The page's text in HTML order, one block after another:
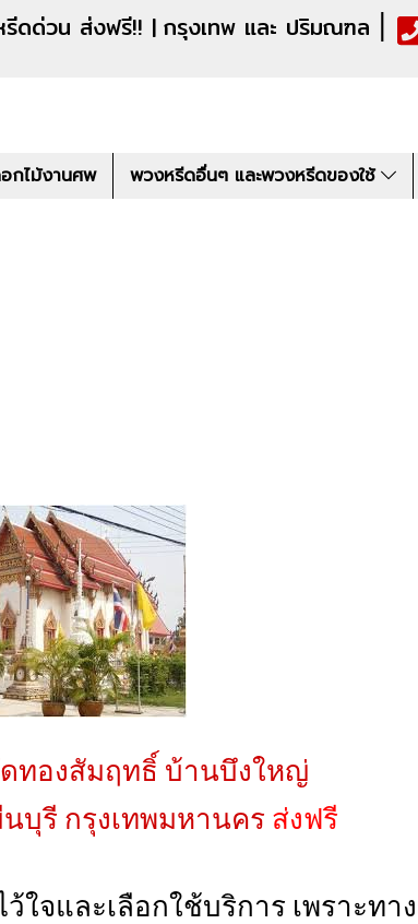
งฟรี!! | กรุงเทพ และ ปริมณฑล |
กไม้งานศพ พวงหรีดอื่นๆ และพวงหรีดของใช้
ทองสัมฤทธิ์ บ้านบึงใหญ่
บุรี กรุงเทพมหานคร ส่งฟรี
จและเลือกใช้บริการ เพราะทา